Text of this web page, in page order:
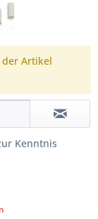
der Artikel
Kenntnis